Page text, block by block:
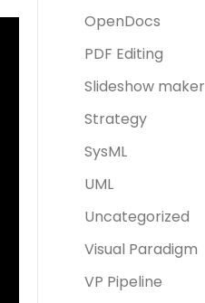
OpenDocs
PDF Editing
Slideshow maker
Strategy
SysML
UML
Uncategorized
Visual Paradigm
VP Pipeline